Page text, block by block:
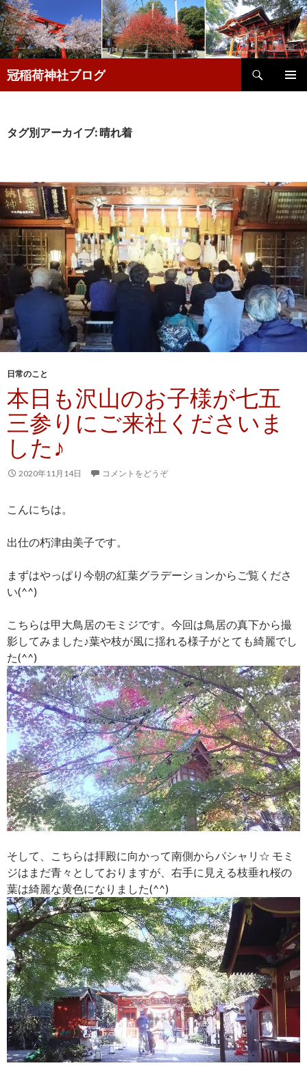
冠稲荷神社ブログ
索
ン
動
タグ別アーカイブ: 晴れ着
日常のこと
本日も沢山のお子様が七五
三参りにご来社くださいま
した♪
2020年11月14日 コメントをどうぞ
こんにちは。
出仕の朽津由美子です。
まずはやっぱり今朝の紅葉グラデーションからご覧くださ
い(^^)
こちらは甲大鳥居のモミジです。今回は鳥居の真下から撮
影してみました♪葉や枝が風に揺れる様子がとても綺麗でし
た(^^)
そして、こちらは拝殿に向かって南側からパシャリ☆ モミ
ジはまだ青々としておりますが、右手に見える枝垂れ桜の
葉は綺麗な黄色になりました(^^)